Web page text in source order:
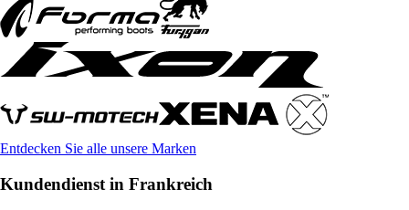
Entdecken Sie alle unsere Marken
Kundendienst in Frankreich